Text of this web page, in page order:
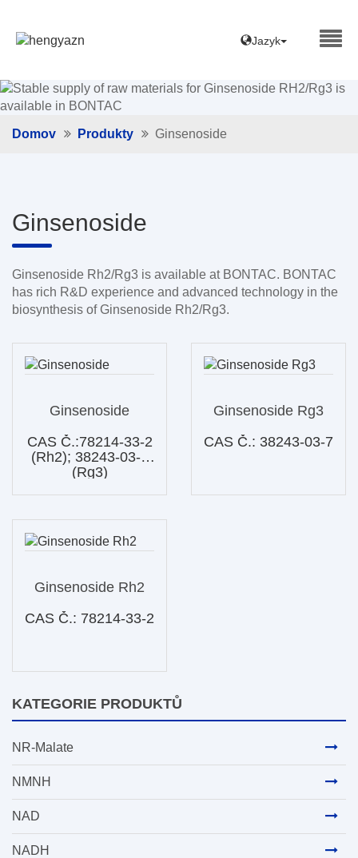
Jazyk
Domov Produkty Ginsenoside
Ginsenoside
Ginsenoside Rh2/Rg3 is available at BONTAC. BONTAC
has rich R&D experience and advanced technology in the
biosynthesis of Ginsenoside Rh2/Rg3.
Ginsenoside
CAS Č.:78214-33-2
(Rh2); 38243-03-7
(Rg3)
Ginsenoside Rg3
CAS Č.: 38243-03-7
Ginsenoside Rh2
CAS Č.: 78214-33-2
KATEGORIE PRODUKTŮ
NR-Malate
NMNH
NAD
NADH